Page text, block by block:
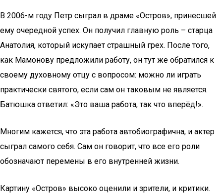
В 2006-м году Петр сыграл в драме «Остров», принесшей
ему очередной успех. Он получил главную роль – старца
Анатолия, который искупает страшный грех. После того,
как Мамонову предложили работу, он тут же обратился к
своему духовному отцу с вопросом: можно ли играть
практически святого, если сам он таковым не является.
Батюшка ответил: «Это ваша работа, так что вперёд!».
Многим кажется, что эта работа автобиографична, и актер
сыграл самого себя. Сам он говорит, что все его роли
обозначают перемены в его внутренней жизни.
Картину «Остров» высоко оценили и зрители, и критики.